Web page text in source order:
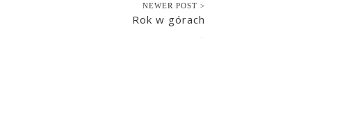
NEWER POST >
Rok w górach